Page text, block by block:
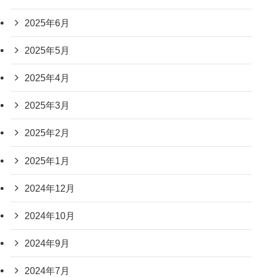
2025年6月
2025年5月
2025年4月
2025年3月
2025年2月
2025年1月
2024年12月
2024年10月
2024年9月
2024年7月